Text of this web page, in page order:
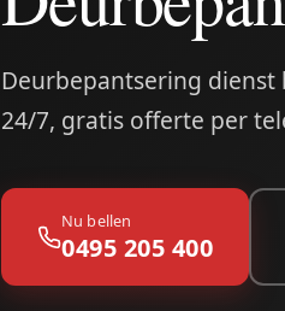
Deurbepantsering dienst
24/7, gratis offerte per
Nu bellen
0495 205 400